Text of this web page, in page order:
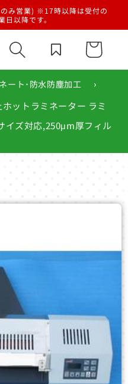
み営業) ※17時以降は受付の
日以降です。
カ
ー
ート･防水防塵加工 ›
ホットラミネーター ラミ
イズ対応,250μm厚フィル